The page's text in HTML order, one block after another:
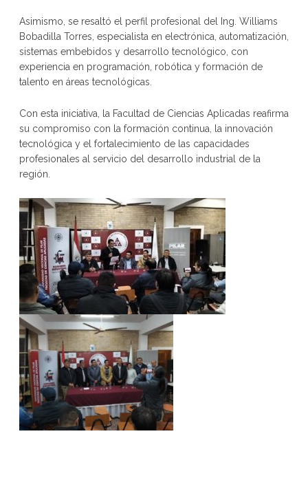
Asimismo, se resaltó el perfil profesional del Ing. Williams
Bobadilla Torres, especialista en electrónica, automatización,
sistemas embebidos y desarrollo tecnológico, con
experiencia en programación, robótica y formación de
talento en áreas tecnológicas.
Con esta iniciativa, la Facultad de Ciencias Aplicadas reafirma
su compromiso con la formación continua, la innovación
tecnológica y el fortalecimiento de las capacidades
profesionales al servicio del desarrollo industrial de la
región.